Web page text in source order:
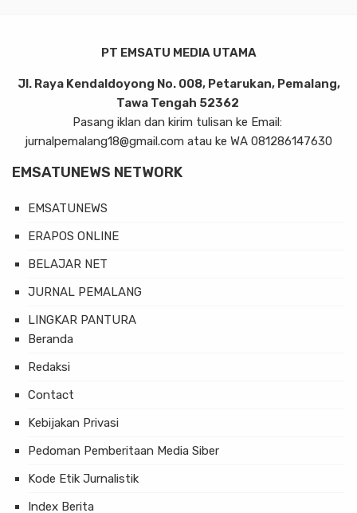
PT EMSATU MEDIA UTAMA
Jl. Raya Kendaldoyong No. 008, Petarukan, Pemalang,
Tawa Tengah 52362
Pasang iklan dan kirim tulisan ke Email:
jurnalpemalang18@gmail.com atau ke WA 081286147630
EMSATUNEWS NETWORK
EMSATUNEWS
ERAPOS ONLINE
BELAJAR NET
JURNAL PEMALANG
LINGKAR PANTURA
Beranda
Redaksi
Contact
Kebijakan Privasi
Pedoman Pemberitaan Media Siber
Kode Etik Jurnalistik
Index Berita